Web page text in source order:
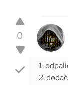
0
1.
2.